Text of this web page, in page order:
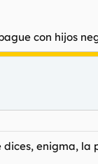
con hijos
dices, enigma, la